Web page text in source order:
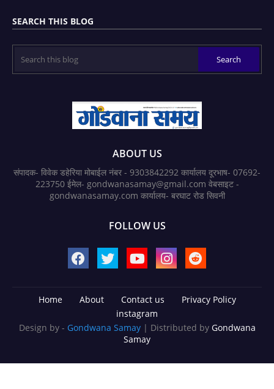
SEARCH THIS BLOG
ABOUT US
संपादक- विवेक डहेरिया मोबाईल नंबर - 9303842292 कार्यालय दूरभाष- 07692-
223750 ईमेल- gondwanasamay@gmail.com वेबसाइट -
gondwanasamay.com कार्यालय- बरघाट रोड सिवनी
FOLLOW US
Home About Contact us
Privacy Policy
instagram
Design by - Gondwana Samay | Distributed by Gondwana
Samay